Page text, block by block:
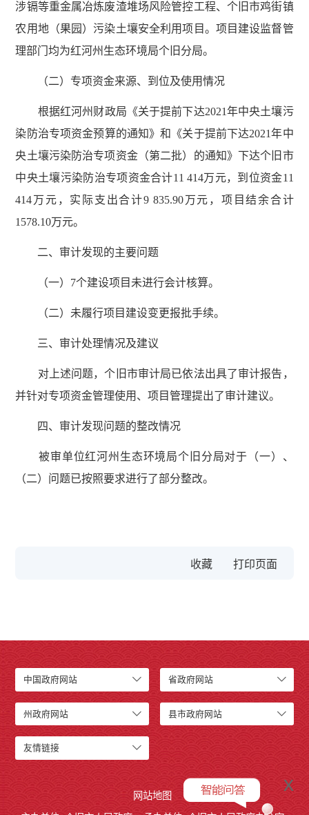
涉镉等重金属冶炼废渣堆场风险管控工程、个旧市鸡街镇
农用地（果园）污染土壤安全利用项目。项目建设监督管
理部门均为红河州生态环境局个旧分局。
（二）专项资金来源、到位及使用情况
根据红河州财政局《关于提前下达2021年中央土壤污
染防治专项资金预算的通知》和《关于提前下达2021年中
央土壤污染防治专项资金（第二批）的通知》下达个旧市
中央土壤污染防治专项资金合计11 414万元，到位资金11
414万元，实际支出合计9 835.90万元，项目结余合计
1578.10万元。
二、审计发现的主要问题
（一）7个建设项目未进行会计核算。
（二）未履行项目建设变更报批手续。
三、审计处理情况及建议
对上述问题，个旧市审计局已依法出具了审计报告，
并针对专项资金管理使用、项目管理提出了审计建议。
四、审计发现问题的整改情况
被审单位红河州生态环境局个旧分局对于（一）、
（二）问题已按照要求进行了部分整改。
收藏
中国政府网站 省政府网站
州政府网站 县市政府网站
友情链接
网站地图
x